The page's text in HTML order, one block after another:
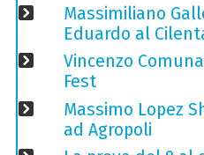
Massimiliano
Eduardo al
Vincenzo
Fest
Massimo Lopez
ad Agropoli